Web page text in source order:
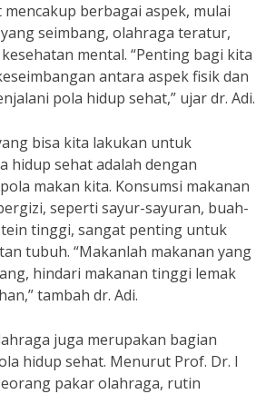
berbagai aspek, mulai
seimbang, olahraga teratur,
mental. “Penting bagi kita
antara aspek fisik dan
pola hidup sehat,” ujar dr. Adi.
bisa kita lakukan untuk
hidup sehat adalah dengan
makan kita. Konsumsi makanan
seperti sayur-sayuran, buah-
tinggi, sangat penting untuk
tubuh. “Makanlah makanan yang
hindari makanan tinggi lemak
tambah dr. Adi.
juga merupakan bagian
hidup sehat. Menurut Prof. Dr. I
pakar olahraga, rutin